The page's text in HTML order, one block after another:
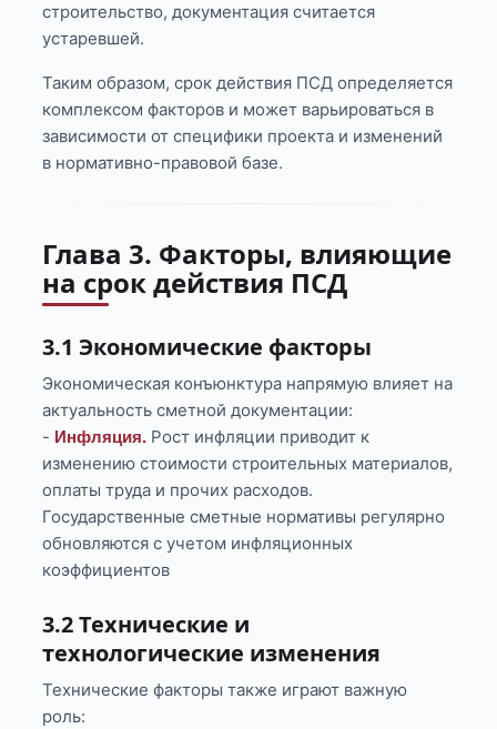
строительство, документация считается
устаревшей.
Таким образом, срок действия ПСД определяется
комплексом факторов и может варьироваться в
зависимости от специфики проекта и изменений
в нормативно-правовой базе.
Глава 3. Факторы, влияющие
на срок действия ПСД
3.1 Экономические факторы
Экономическая конъюнктура напрямую влияет на
актуальность сметной документации:
- Инфляция. Рост инфляции приводит к
изменению стоимости строительных материалов,
оплаты труда и прочих расходов.
Государственные сметные нормативы регулярно
обновляются с учетом инфляционных
коэффициентов
3.2 Технические и
технологические изменения
Технические факторы также играют важную
роль: